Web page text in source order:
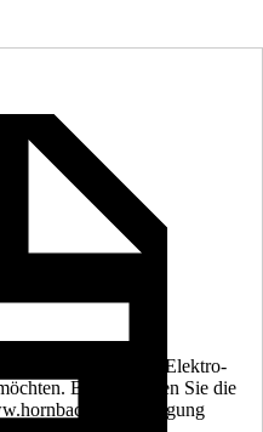
ob Sie ihr Elektro-
Bitte beachten Sie die
entsorgung